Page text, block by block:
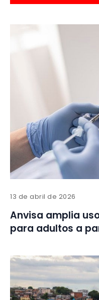
13 de abril de 2026
Anvisa amplia
para adultos a